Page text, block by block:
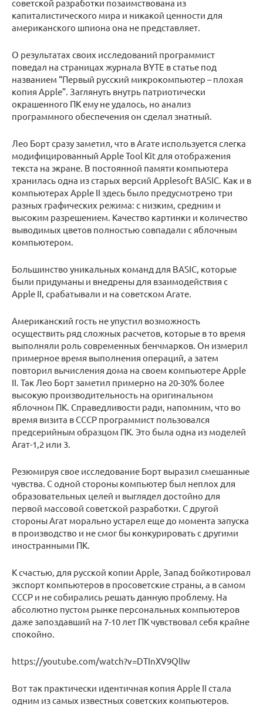
советской разработки позаимствована из
капиталистического мира и никакой ценности для
американского шпиона она не представляет.
О результатах своих исследований программист
поведал на страницах журнала BYTE в статье под
названием “Первый русский микрокомпьютер – плохая
копия Apple”. Заглянуть внутрь патриотически
окрашенного ПК ему не удалось, но анализ
программного обеспечения он сделал знатный.
Лео Борт сразу заметил, что в Агате используется слегка
модифицированный Apple Tool Kit для отображения
текста на экране. В постоянной памяти компьютера
хранилась одна из старых версий Applesoft BASIC. Как и в
компьютерах Apple II здесь было предусмотрено три
разных графических режима: с низким, средним и
высоким разрешением. Качество картинки и количество
выводимых цветов полностью совпадали с яблочным
компьютером.
Большинство уникальных команд для BASIC, которые
были придуманы и внедрены для взаимодействия с
Apple II, срабатывали и на советском Агате.
Американский гость не упустил возможность
осуществить ряд сложных расчетов, которые в то время
выполняли роль современных бенчмарков. Он измерил
примерное время выполнения операций, а затем
повторил вычисления дома на своем компьютере Apple
II. Так Лео Борт заметил примерно на 20-30% более
высокую производительность на оригинальном
яблочном ПК. Справедливости ради, напомним, что во
время визита в СССР программист пользовался
предсерийным образцом ПК. Это была одна из моделей
Агат-1,2 или 3.
Резюмируя свое исследование Борт выразил смешанные
чувства. С одной стороны компьютер был неплох для
образовательных целей и выглядел достойно для
первой массовой советской разработки. С другой
стороны Агат морально устарел еще до момента запуска
в производство и не смог бы конкурировать с другими
иностранными ПК.
К счастью, для русской копии Apple, Запад бойкотировал
экспорт компьютеров в просоветские страны, а в самом
СССР и не собирались решать данную проблему. На
абсолютно пустом рынке персональных компьютеров
даже запоздавший на 7-10 лет ПК чувствовал себя крайне
спокойно.
https://youtube.com/watch?v=DTInXV9QlIw
Вот так практически идентичная копия Apple II стала
одним из самых известных советских компьютеров.